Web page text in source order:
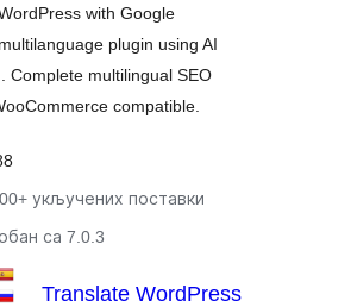
with Google
plugin using AI
Complete multilingual SEO
compatible.
укључених поставки
са 7.0.3
Translate WordPress